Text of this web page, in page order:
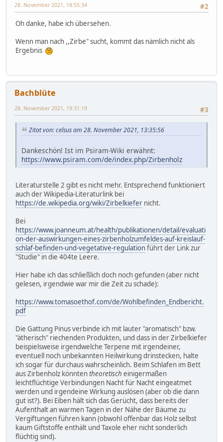
#2
28. November 2021, 18:55:34
Oh danke, habe ich übersehen.
Wenn man nach ,,Zirbe" sucht, kommt das nämlich nicht als
Ergebnis
Bachblüte
#3
28. November 2021, 19:31:19
Zitat von: celsus am 28. November 2021, 13:35:56
Dankeschön! Ist im Psiram-Wiki erwähnt:
https://www.psiram.com/de/index.php/Zirbenholz
Literaturstelle 2 gibt es nicht mehr. Entsprechend funktioniert
auch der Wikipedia-Literaturlink bei
https://de.wikipedia.org/wiki/Zirbelkiefer nicht.
Bei
https://www.joanneum.at/health/publikationen/detail/evaluati
on-der-auswirkungen-eines-zirbenholzumfeldes-auf-kreislauf-
schlaf-befinden-und-vegetative-regulationführt der Link zur
"Studie" in die 404te Leere.
Hier habe ich das schließlich doch noch gefunden (aber nicht
gelesen, irgendwie war mir die Zeit zu schade):
https://www.tomasoethof.com/de/Wohlbefinden_Endbericht.
pdf
Die Gattung Pinus verbinde ich mit lauter "aromatisch" bzw.
"ätherisch" riechenden Produkten, und dass in der Zirbelkiefer
beispielsweise irgendwelche Terpene mit irgendeiner,
eventuell noch unbekannten Heilwirkung drinstecken, halte
ich sogar für durchaus wahrscheinlich. Beim Schlafen im Bett
aus Zirbenholz könntentheoretisch einigermaßen
leichtflüchtige Verbindungen Nacht für Nacht eingeatmet
werden und irgendeine Wirkung auslösen (aber ob die dann
gut ist?). Bei Eiben hält sich das Gerücht, dass bereits der
Aufenthalt an warmen Tagen in der Nähe der Bäume zu
Vergiftungen führen kann (obwohl offenbar das Holz selbst
kaum Giftstoffe enthält und Taxole eher nicht sonderlich
flüchtig sind).